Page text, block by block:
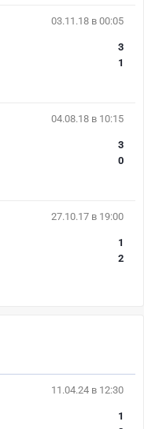
03.11.18 в 00:05
3
1
04.08.18 в 10:15
3
0
27.10.17 в 19:00
1
2
11.04.24 в 12:30
1